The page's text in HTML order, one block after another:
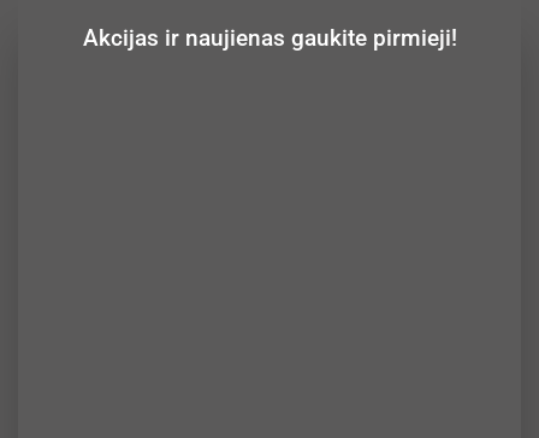
Akcijas ir naujienas gaukite pirmieji!